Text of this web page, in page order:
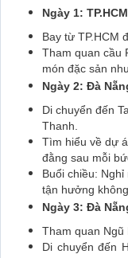
Ngày 1:
Bay từ TP.HCM
Tham quan cầu
món đặc sản
Ngày 2: Đà
Di chuyển đến
Thanh.
Tìm hiểu về dự
đằng sau mỗi
Buổi chiều:
tận hưởng
Ngày 3: Đà
Tham quan Ngũ
Di chuyển đến